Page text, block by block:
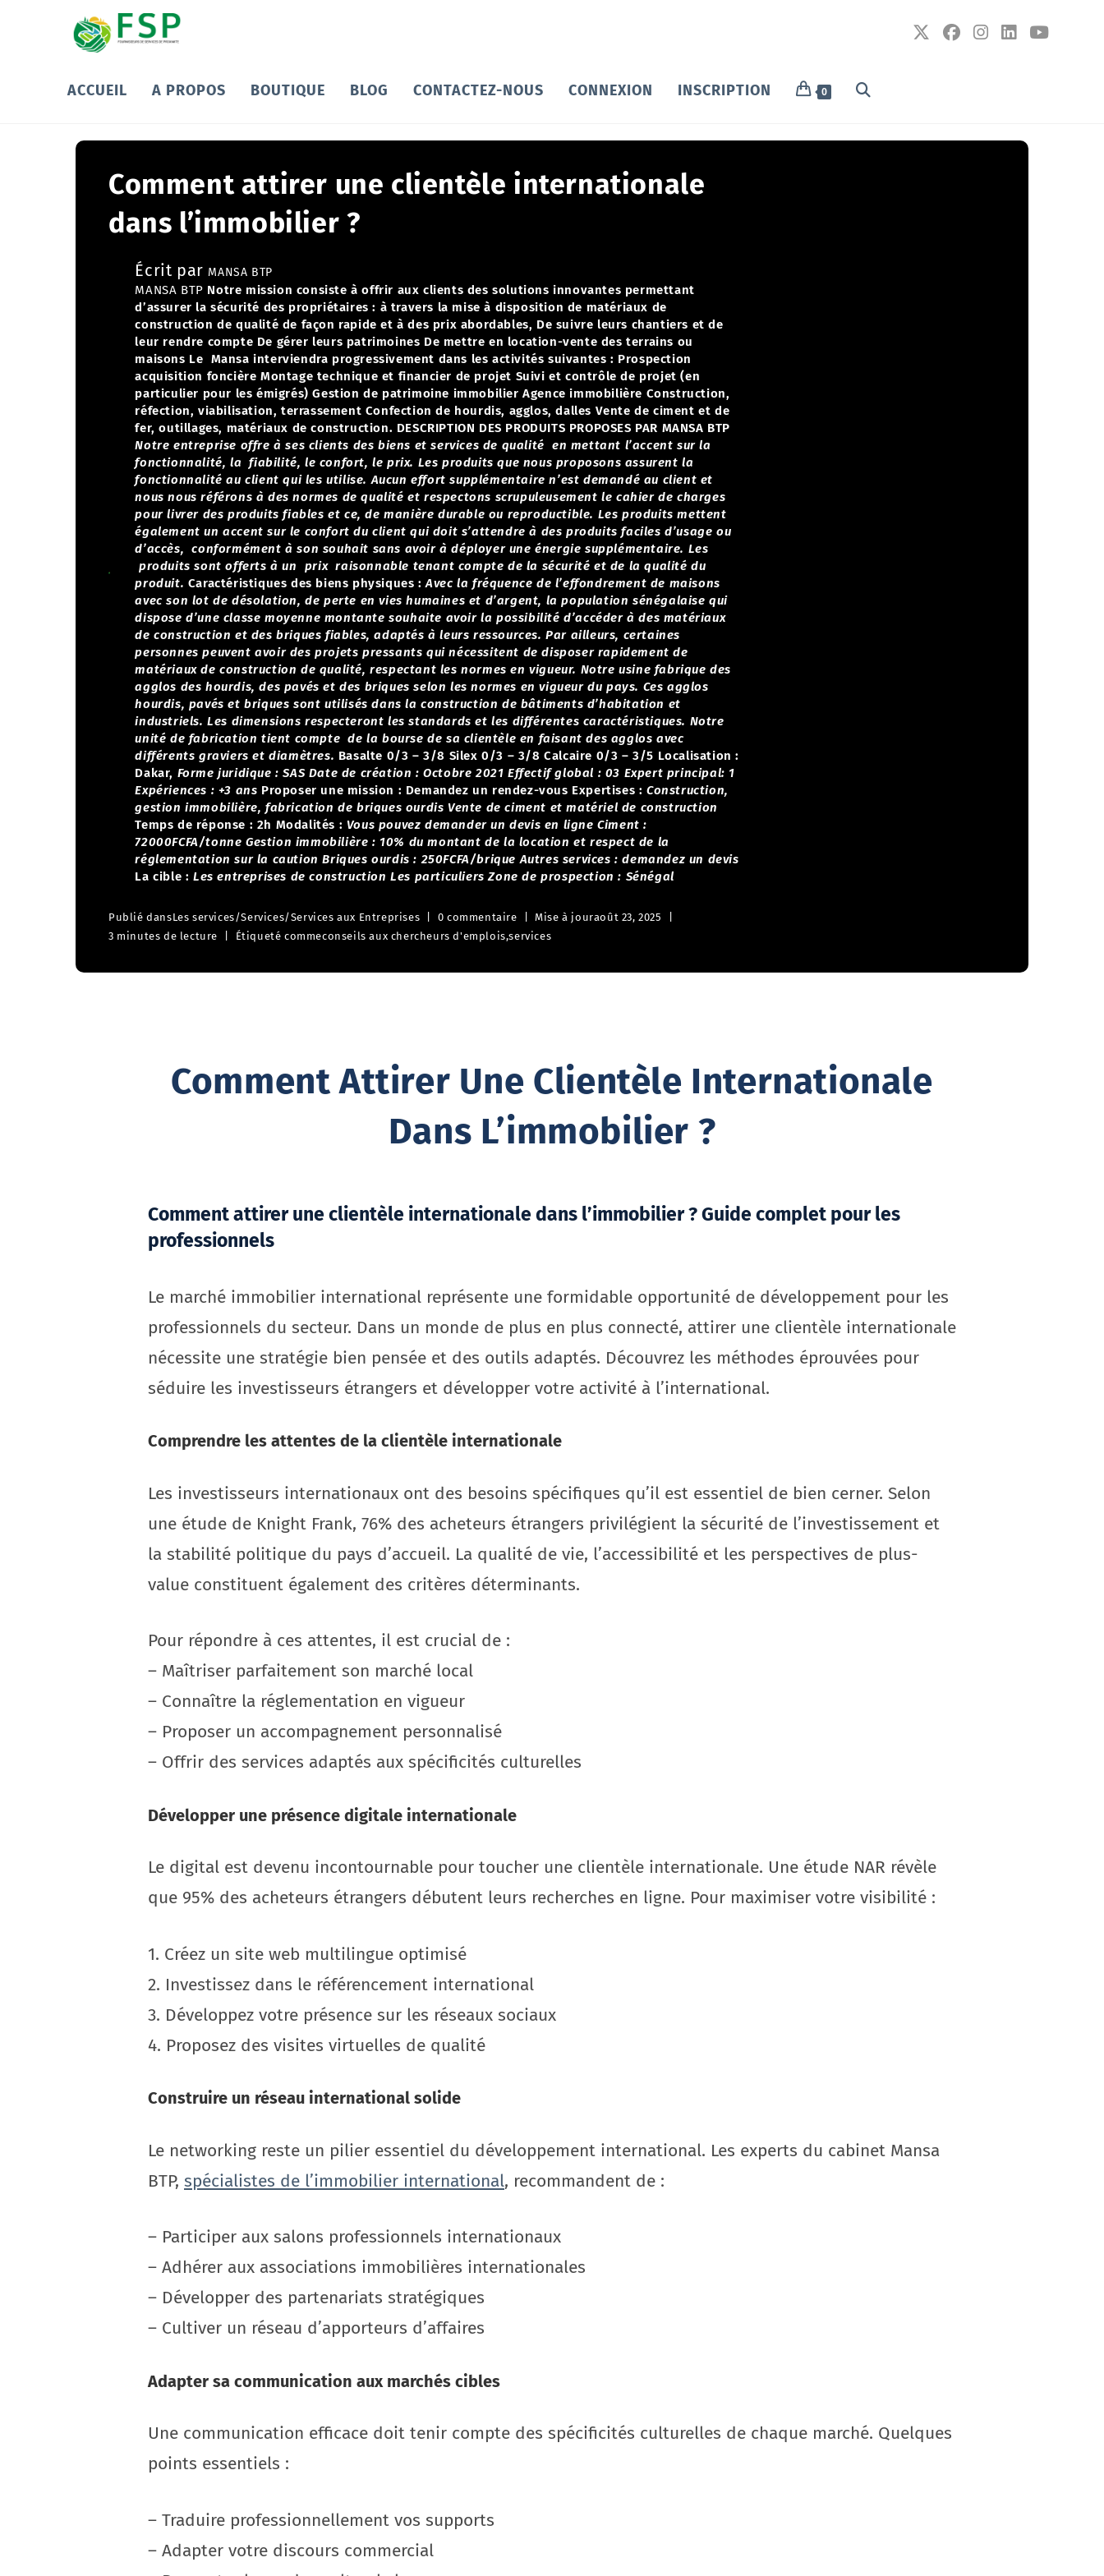
ACCUEIL A PROPOS BOUTIQUE BLOG CONTACTEZ-NOUS CONNEXION INSCRIPTION 0
Comment attirer une clientèle internationale
dans l’immobilier ?
Écrit par MANSA BTP
MANSA BTP Notre mission consiste à offrir aux clients des solutions innovantes permettant
d’assurer la sécurité des propriétaires : à travers la mise à disposition de matériaux de
construction de qualité de façon rapide et à des prix abordables, De suivre leurs chantiers et de
leur rendre compte De gérer leurs patrimoines De mettre en location-vente des terrains ou
maisons Le Mansa interviendra progressivement dans les activités suivantes : Prospection
acquisition foncière Montage technique et financier de projet Suivi et contrôle de projet (en
particulier pour les émigrés) Gestion de patrimoine immobilier Agence immobilière Construction,
réfection, viabilisation, terrassement Confection de hourdis, agglos, dalles Vente de ciment et de
fer, outillages, matériaux de construction. DESCRIPTION DES PRODUITS PROPOSES PAR MANSA BTP
Notre entreprise offre à ses clients des biens et services de qualité en mettant l’accent sur la
fonctionnalité, la fiabilité, le confort, le prix. Les produits que nous proposons assurent la
fonctionnalité au client qui les utilise. Aucun effort supplémentaire n’est demandé au client et
nous nous référons à des normes de qualité et respectons scrupuleusement le cahier de charges
pour livrer des produits fiables et ce, de manière durable ou reproductible. Les produits mettent
également un accent sur le confort du client qui doit s’attendre à des produits faciles d’usage ou
d’accès, conformément à son souhait sans avoir à déployer une énergie supplémentaire. Les
produits sont offerts à un prix raisonnable tenant compte de la sécurité et de la qualité du
produit. Caractéristiques des biens physiques : Avec la fréquence de l’effondrement de maisons
avec son lot de désolation, de perte en vies humaines et d’argent, la population sénégalaise qui
dispose d’une classe moyenne montante souhaite avoir la possibilité d’accéder à des matériaux
de construction et des briques fiables, adaptés à leurs ressources. Par ailleurs, certaines
personnes peuvent avoir des projets pressants qui nécessitent de disposer rapidement de
matériaux de construction de qualité, respectant les normes en vigueur. Notre usine fabrique des
agglos des hourdis, des pavés et des briques selon les normes en vigueur du pays. Ces agglos
hourdis, pavés et briques sont utilisés dans la construction de bâtiments d’habitation et
industriels. Les dimensions respecteront les standards et les différentes caractéristiques. Notre
unité de fabrication tient compte de la bourse de sa clientèle en faisant des agglos avec
différents graviers et diamètres. Basalte 0/3 – 3/8 Silex 0/3 – 3/8 Calcaire 0/3 – 3/5 Localisation :
Dakar, Forme juridique : SAS Date de création : Octobre 2021 Effectif global : 03 Expert principal: 1
Expériences : +3 ans Proposer une mission : Demandez un rendez-vous Expertises : Construction,
gestion immobilière, fabrication de briques ourdis Vente de ciment et matériel de construction
Temps de réponse : 2h Modalités : Vous pouvez demander un devis en ligne Ciment :
72000FCFA/tonne Gestion immobilière : 10% du montant de la location et respect de la
réglementation sur la caution Briques ourdis : 250FCFA/brique Autres services : demandez un devis
La cible : Les entreprises de construction Les particuliers Zone de prospection : Sénégal
Publié dansLes services/Services/Services aux Entreprises 0 commentaire Mise à jouraoût 23, 2025
3 minutes de lecture
Étiqueté commeconseils aux chercheurs d'emplois,services
Comment Attirer Une Clientèle Internationale
Dans L’immobilier ?
Comment attirer une clientèle internationale dans l’immobilier ? Guide complet pour les
professionnels
Le marché immobilier international représente une formidable opportunité de développement pour les
professionnels du secteur. Dans un monde de plus en plus connecté, attirer une clientèle internationale
nécessite une stratégie bien pensée et des outils adaptés. Découvrez les méthodes éprouvées pour
séduire les investisseurs étrangers et développer votre activité à l’international.
Comprendre les attentes de la clientèle internationale
Les investisseurs internationaux ont des besoins spécifiques qu’il est essentiel de bien cerner. Selon
une étude de Knight Frank, 76% des acheteurs étrangers privilégient la sécurité de l’investissement et
la stabilité politique du pays d’accueil. La qualité de vie, l’accessibilité et les perspectives de plus-
value constituent également des critères déterminants.
Pour répondre à ces attentes, il est crucial de :
– Maîtriser parfaitement son marché local
– Connaître la réglementation en vigueur
– Proposer un accompagnement personnalisé
– Offrir des services adaptés aux spécificités culturelles
Développer une présence digitale internationale
Le digital est devenu incontournable pour toucher une clientèle internationale. Une étude NAR révèle
que 95% des acheteurs étrangers débutent leurs recherches en ligne. Pour maximiser votre visibilité :
1. Créez un site web multilingue optimisé
2. Investissez dans le référencement international
3. Développez votre présence sur les réseaux sociaux
4. Proposez des visites virtuelles de qualité
Construire un réseau international solide
Le networking reste un pilier essentiel du développement international. Les experts du cabinet Mansa
BTP, spécialistes de l’immobilier international, recommandent de :
– Participer aux salons professionnels internationaux
– Adhérer aux associations immobilières internationales
– Développer des partenariats stratégiques
– Cultiver un réseau d’apporteurs d’affaires
Adapter sa communication aux marchés cibles
Une communication efficace doit tenir compte des spécificités culturelles de chaque marché. Quelques
points essentiels :
– Traduire professionnellement vos supports
– Adapter votre discours commercial